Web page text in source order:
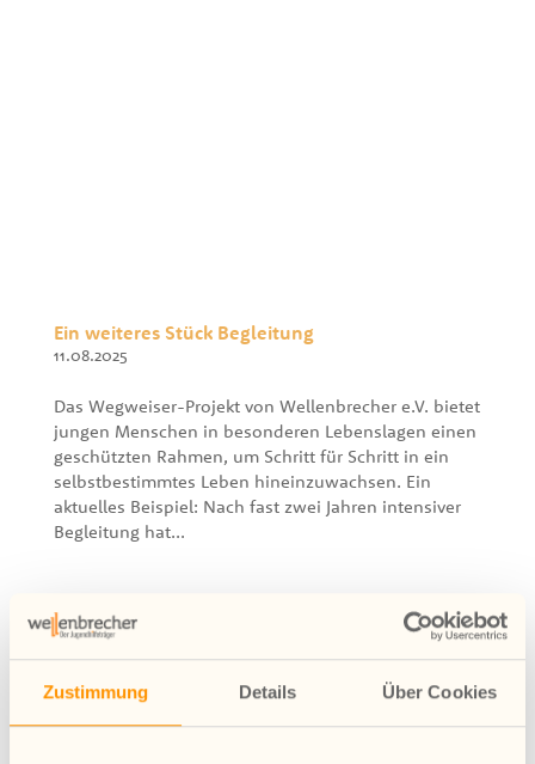
Zustimmung Details Über Cookies
Ein weiteres Stück Begleitung
11.08.2025
Das Wegweiser-Projekt von Wellenbrecher e.V. bietet
jungen Menschen in besonderen Lebenslagen einen
geschützten Rahmen, um Schritt für Schritt in ein
selbstbestimmtes Leben hineinzuwachsen. Ein
aktuelles Beispiel: Nach fast zwei Jahren intensiver
Begleitung hat...
Neueste Beiträge
Petition gegen massive Einsparungen